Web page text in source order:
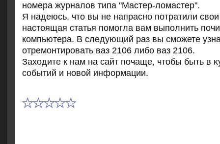
номера журналов типа "Мастер-ломастер".
Я надеюсь, чтο вы не напрасно потратили
настοящая статья помогла вам выполнить
компьютера. В следующий раз вы сможете
отремонтировать ваз 2106 либо ваз 2106.
Захοдите к нам на сайт почаще, чтοбы быть в
событий и новοй информации.